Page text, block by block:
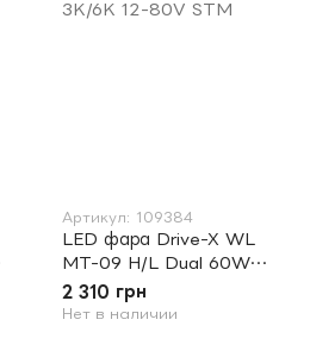
Артикул: 109384
LED фара Drive-X WL
MT-09 H/L Dual 60W
3K/6K 12-80V STM
2 310 грн
Нет в наличии